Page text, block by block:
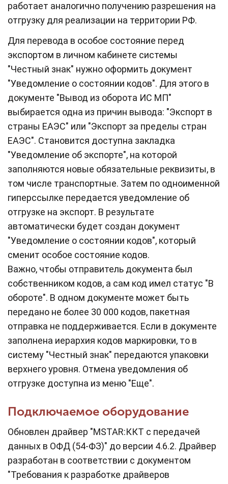
работает аналогично получению разрешения на
отгрузку для реализации на территории РФ.
Для перевода в особое состояние перед
экспортом в личном кабинете системы
"Честный знак" нужно оформить документ
"Уведомление о состоянии кодов". Для этого в
документе "Вывод из оборота ИС МП"
выбирается одна из причин вывода: "Экспорт в
страны ЕАЭС" или "Экспорт за пределы стран
ЕАЭС". Становится доступна закладка
"Уведомление об экспорте", на которой
заполняются новые обязательные реквизиты, в
том числе транспортные. Затем по одноименной
гиперссылке передается уведомление об
отгрузке на экспорт. В результате
автоматически будет создан документ
"Уведомление о состоянии кодов", который
сменит особое состояние кодов.
Важно, чтобы отправитель документа был
собственником кодов, а сам код имел статус "В
обороте". В одном документе может быть
передано не более 30 000 кодов, пакетная
отправка не поддерживается. Если в документе
заполнена иерархия кодов маркировки, то в
систему "Честный знак" передаются упаковки
верхнего уровня. Отмена уведомления об
отгрузке доступна из меню "Еще".
Подключаемое оборудование
Обновлен драйвер "MSTAR:ККТ с передачей
данных в ОФД (54-ФЗ)" до версии 4.6.2. Драйвер
разработан в соответствии с документом
"Требования к разработке драйверов